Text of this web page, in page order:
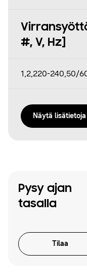
#, V, Hz]
1,2,220-240,50/
Näytä lisätietoja
Pysy ajan
tasalla
Tilaa